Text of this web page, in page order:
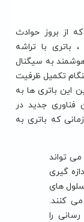
از بروز حوادث
باتری با تراشه
هوشمند به سیگنال
تکمیل ظرفیت
این باتری ها به
جدید در
که باتری به
تواند
گیری
های
کنند.
را